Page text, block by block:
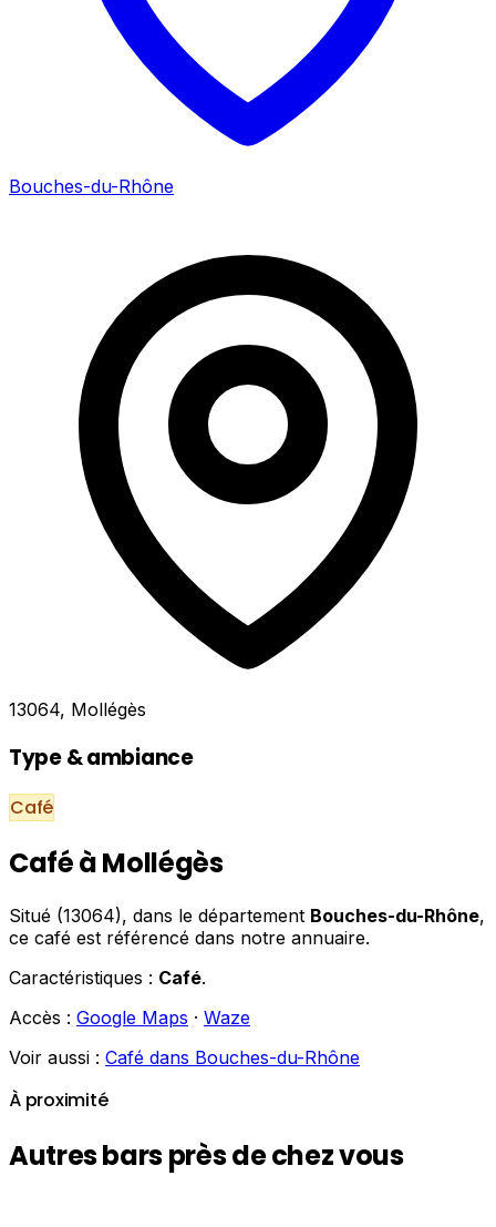
Bouches-du-Rhône
13064, Mollégès
Type & ambiance
Café
Café à Mollégès
Situé (13064), dans le département Bouches-du-Rhône,
ce café est référencé dans notre annuaire.
Caractéristiques : Café.
Accès : Google Maps · Waze
Voir aussi : Café dans Bouches-du-Rhône
À proximité
Autres bars près de chez vous